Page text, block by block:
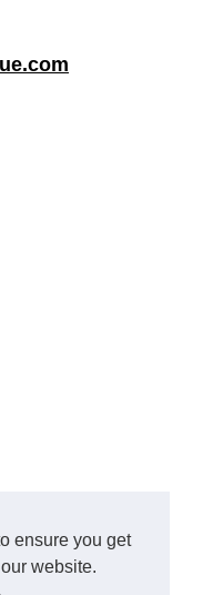
ensure you get
website.